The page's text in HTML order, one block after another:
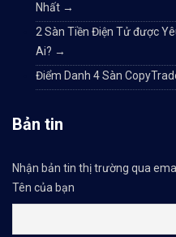
Nhất →
2 Sàn Tiền Điện Tử được
Ai? →
Điểm Danh 4 Sàn
Bản tin
Nhận bản tin thị trường qua
Tên của bạn